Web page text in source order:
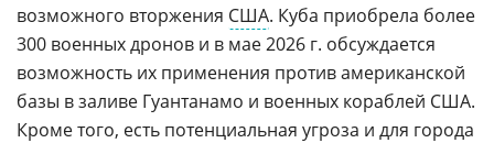
возможного вторжения США. Куба приобрела более
300 военных дронов и в мае 2026 г. обсуждается
возможность их применения против американской
базы в заливе Гуантанамо и военных кораблей США.
Кроме того, есть потенциальная угроза и для города